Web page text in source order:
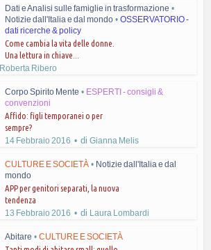
Dati e Analisi sulle famiglie in trasformazione •
Notizie dall'Italia e dal mondo • OSSERVATORIO -
dati ricerche & policy
Come cambia la vita delle donne.
Una lettura in chiave...
Roberta Ribero
Corpo Spirito Mente • ESPERTI - consigli &
convenzioni
Affido: figli temporanei o per
sempre?
14 Febbraio 2016
diGianna Melis
CULTURE E SOCIETÀ • Notizie dall'Italia e dal
mondo
APP per genitori separati, la nuova
tendenza
13 Febbraio 2016
di Laura Lombardi
Abitare • CULTURE E SOCIETÀ